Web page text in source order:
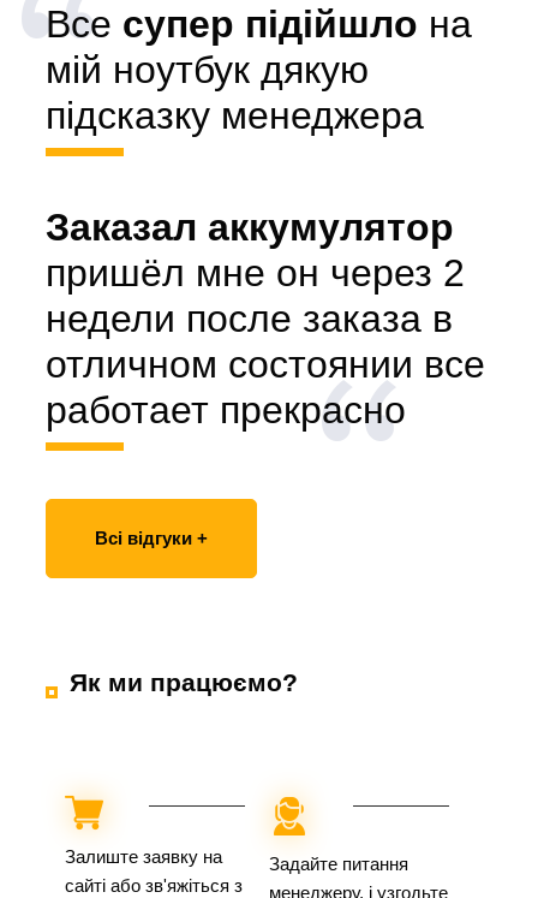
Все супер підійшло на
мій ноутбук дякую
підсказку менеджера
Заказал аккумулятор
пришёл мне он через 2
недели после заказа в
отличном состоянии все
работает прекрасно
Всі відгуки +
Як ми працюємо?
Залиште заявку на
сайті або зв'яжіться з
Задайте питання
менеджеру, і узгодьте